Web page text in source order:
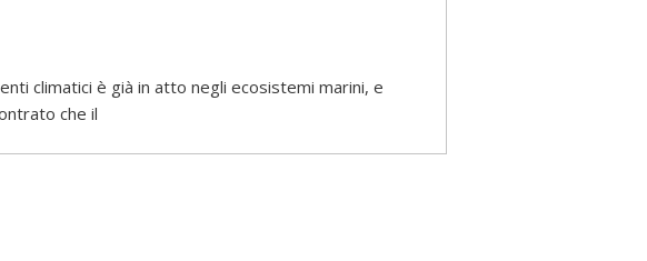
climatici è già in atto negli ecosistemi marini, e
che il